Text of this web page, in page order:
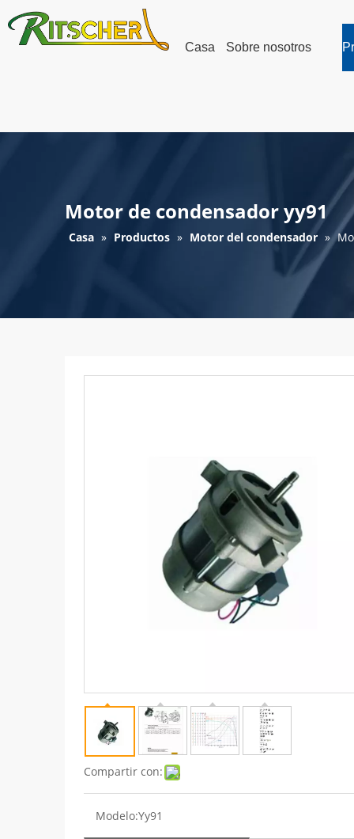
Casa Sobre nosotros
Motor de condensador yy91
Casa » Productos » Motor del condensador »
Compartir con:
Modelo:Yy91